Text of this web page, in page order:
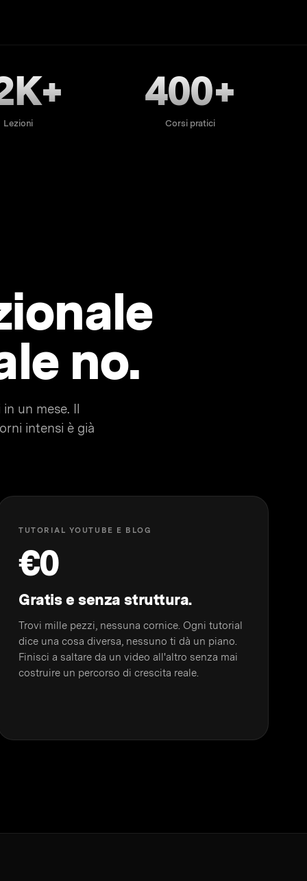
Lezioni
400+
Corsi pratici
no.
un mese. Il
intensi è già
TUTORIAL YOUTUBE E BLOG
€0
Gratis e senza struttura.
Trovi mille pezzi, nessuna cornice. Ogni tutorial
dice una cosa diversa, nessuno ti dà un piano.
Finisci a saltare da un video all'altro senza mai
costruire un percorso di crescita reale.